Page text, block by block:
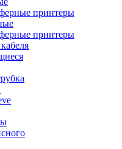
принтеры
принтеры